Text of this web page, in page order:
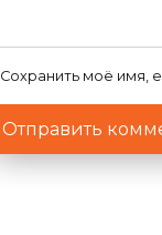
Сохранить моё имя,